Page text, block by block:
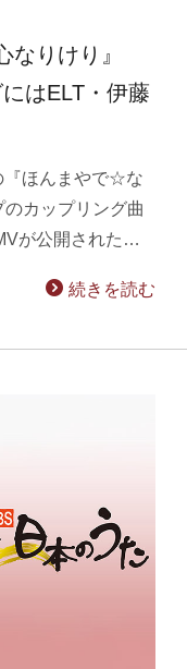
りけり』
はELT・伊藤
『ほんまやで☆な
カップリング曲
が公開された…
続きを読む